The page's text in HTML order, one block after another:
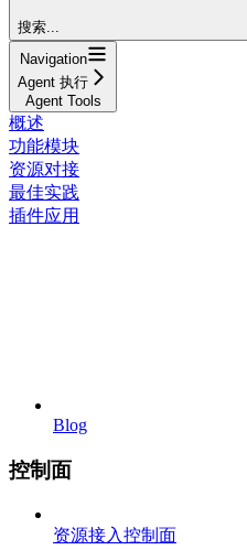
搜索...
Navigation
Agent 执行
Agent Tools
概述
功能模块
资源对接
最佳实践
插件应用
Blog
控制面
资源接入控制面